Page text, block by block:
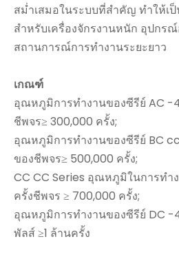
สม่ำเสมอในระบบที่สำคัญ ทำให้เ
สำหรับเครื่องจักรงานหนัก อุปกร
สถานการณ์การทำงานระยะยาว
เกณฑ์
อุณหภูมิการทำงานของซีรีย์ AC
ชีพจร≥ 300,000 ครั้ง;
อุณหภูมิการทำงานของซีรีย์ BC
ของชีพจร≥ 500,000 ครั้ง;
CC CC Series อุณหภูมิในการท
ครั้งชีพจร ≥ 700,000 ครั้ง;
อุณหภูมิการทำงานของซีรีย์ DC
พัลส์ ≥1 ล้านครั้ง